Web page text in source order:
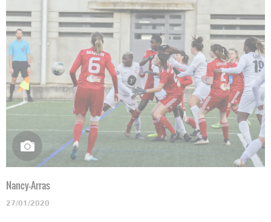
Nancy-Arras
27/01/2020